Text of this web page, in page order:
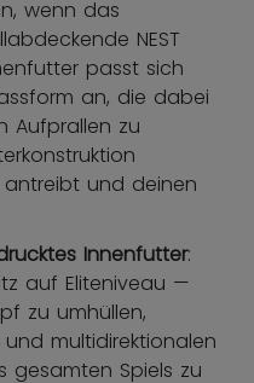
wenn das
NEST
passt sich
an, die dabei
Aufprallen zu
antreibt und deinen
Innenfutter:
auf Eliteniveau —
zu umhüllen,
multidirektionalen
gesamten Spiels zu